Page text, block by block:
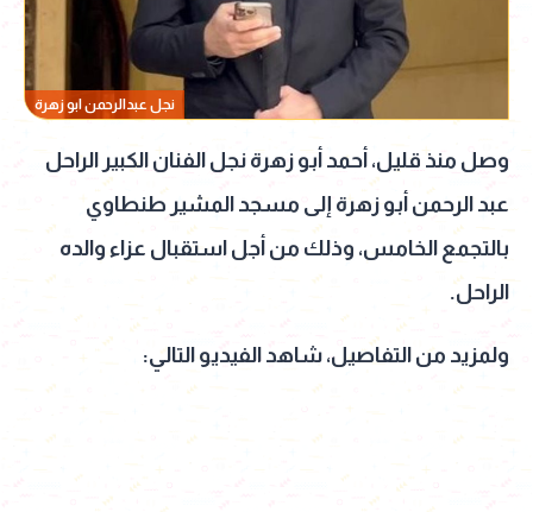
نجل عبدالرحمن ابو زهرة
وصل منذ قليل، أحمد أبو زهرة نجل الفنان الكبير الراحل
عبد الرحمن أبو زهرة إلى مسجد المشير طنطاوي
بالتجمع الخامس، وذلك من أجل استقبال عزاء والده
الراحل.
ولمزيد من التفاصيل، شاهد الفيديو التالي: